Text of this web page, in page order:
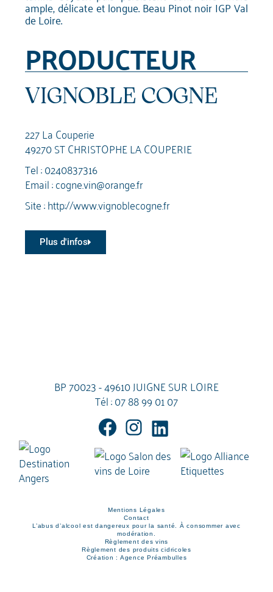
ample, délicate et longue. Beau Pinot noir IGP Val
de Loire.
PRODUCTEUR
VIGNOBLE COGNE
227 La Couperie
49270 ST CHRISTOPHE LA COUPERIE
Tel :0240837316
Email :cogne.vin@orange.fr
Site :http://www.vignoblecogne.fr
Plus d'infos
BP 70023 - 49610 JUIGNE SUR LOIRE
Tél :07 88 99 01 07
Mentions Légales
Contact
L’abus d’alcool est dangereux pour la santé. À consommer avec
modération.
Règlement des vins
Règlement des produits cidricoles
Création : Agence Préambulles